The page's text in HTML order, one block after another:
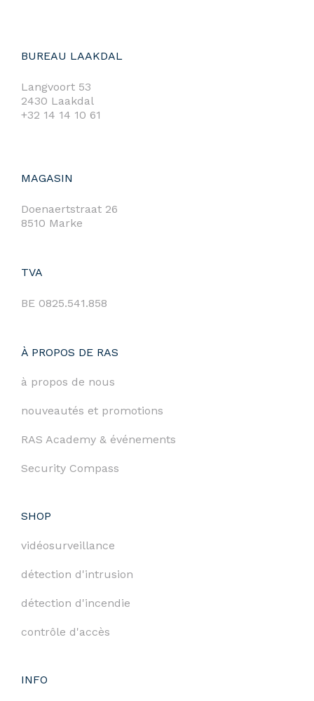
BUREAU LAAKDAL
Langvoort 53
2430 Laakdal
+32 14 14 10 61
MAGASIN
Doenaertstraat 26
8510 Marke
TVA
BE 0825.541.858
À PROPOS DE RAS
à propos de nous
nouveautés et promotions
RAS Academy & événements
Security Compass
SHOP
vidéosurveillance
détection d'intrusion
détection d'incendie
contrôle d'accès
INFO